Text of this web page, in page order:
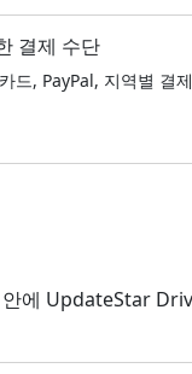
결제 수단
드, PayPal, 지역별 결
안에 UpdateStar